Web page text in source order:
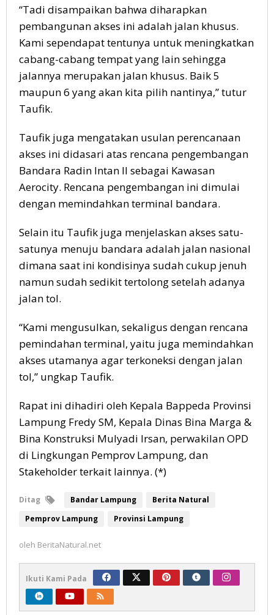
“Tadi disampaikan bahwa diharapkan
pembangunan akses ini adalah jalan khusus.
Kami sependapat tentunya untuk meningkatkan
cabang-cabang tempat yang lain sehingga
jalannya merupakan jalan khusus. Baik 5
maupun 6 yang akan kita pilih nantinya,” tutur
Taufik.
Taufik juga mengatakan usulan perencanaan
akses ini didasari atas rencana pengembangan
Bandara Radin Intan II sebagai Kawasan
Aerocity. Rencana pengembangan ini dimulai
dengan memindahkan terminal bandara.
Selain itu Taufik juga menjelaskan akses satu-
satunya menuju bandara adalah jalan nasional
dimana saat ini kondisinya sudah cukup jenuh
namun sudah sedikit tertolong setelah adanya
jalan tol.
“Kami mengusulkan, sekaligus dengan rencana
pemindahan terminal, yaitu juga memindahkan
akses utamanya agar terkoneksi dengan jalan
tol,” ungkap Taufik.
Rapat ini dihadiri oleh Kepala Bappeda Provinsi
Lampung Fredy SM, Kepala Dinas Bina Marga &
Bina Konstruksi Mulyadi Irsan, perwakilan OPD
di Lingkungan Pemprov Lampung, dan
Stakeholder terkait lainnya. (*)
Ditag Bandar Lampung
Berita Natural
Pemprov Lampung
Provinsi Lampung
oleh BeritaNatural.net
Ikuti Kami Pada